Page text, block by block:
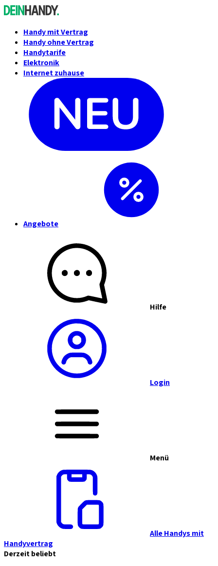
Handy mit Vertrag
Handy ohne Vertrag
Handytarife
Elektronik
Internet zuhause
Angebote
Hilfe
Login
Menü
Alle Handys mit
Handyvertrag
Derzeit beliebt